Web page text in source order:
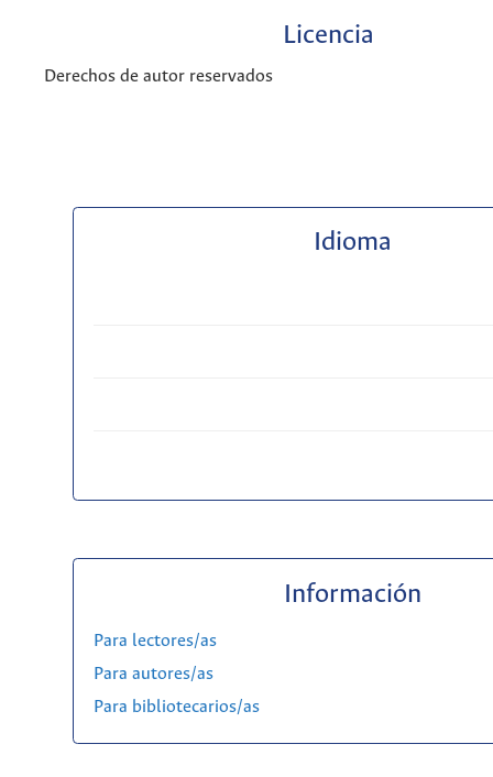
Licencia
Derechos de autor reservados
Idioma
Información
Para lectores/as
Para autores/as
Para bibliotecarios/as